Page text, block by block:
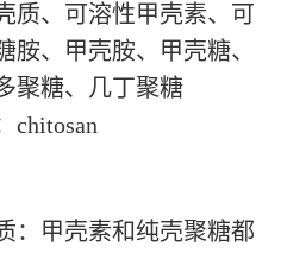
质、可溶性甲壳素、可
胺、甲壳胺、甲壳糖、
聚糖、几丁聚糖
chitosan
：甲壳素和纯壳聚糖都